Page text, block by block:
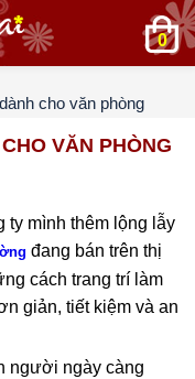
0
cho văn phòng
VĂN PHÒNG
ty mình thêm lộng lẫy
đang bán trên thị
cách trang trí làm
giản, tiết kiệm và an
người ngày càng